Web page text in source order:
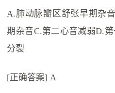
A.肺动脉瓣区舒张早期杂
期杂音C.第二心音减弱D.
分裂
[正确答案] A